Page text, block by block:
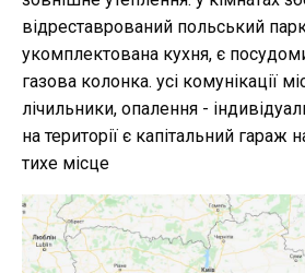
відреставрований польський
укомплектована кухня, є
газова колонка. усі комунікації
лічильники, опалення -
на території є капітальний
тихе місце